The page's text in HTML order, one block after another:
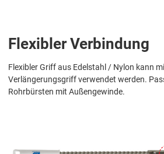
Flexibler Verbindung
Flexibler Griff aus Edelstahl / Nylon kann
Verlängerungsgriff verwendet werden.
Rohrbürsten mit Außengewinde.